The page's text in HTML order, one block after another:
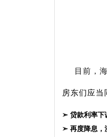
目前，
房东们应当
➣ 贷款利率下
➣ 再度降息，